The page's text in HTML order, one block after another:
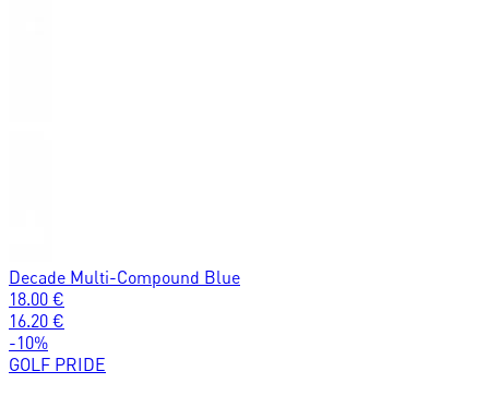
Decade Multi-Compound Blue
18.00 €
16.20 €
-10%
GOLF PRIDE